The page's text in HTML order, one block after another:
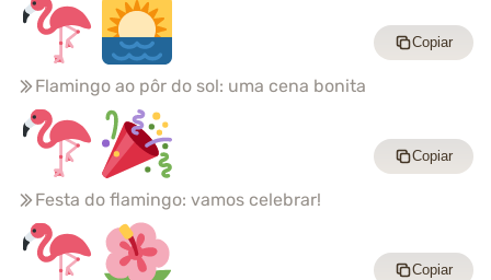
Flamingo ao pôr do sol: uma cena bonita
Copiar
Festa do flamingo: vamos celebrar!
Copiar
Copiar